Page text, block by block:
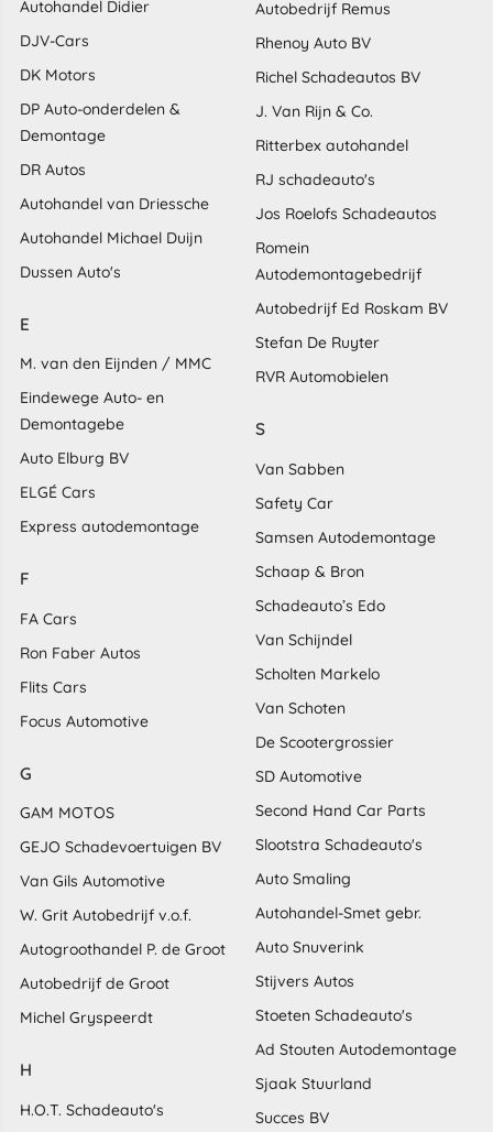
Autohandel Didier
DJV-Cars
DK Motors
DP Auto-onderdelen &
Demontage
DR Autos
Autohandel van Driessche
Autohandel Michael Duijn
Dussen Auto's
E
M. van den Eijnden / MMC
Eindewege Auto- en
Demontagebe
Auto Elburg BV
ELGÉ Cars
Express autodemontage
F
FA Cars
Ron Faber Autos
Flits Cars
Focus Automotive
G
GAM MOTOS
GEJO Schadevoertuigen BV
Van Gils Automotive
W. Grit Autobedrijf v.o.f.
Autogroothandel P. de Groot
Autobedrijf de Groot
Michel Gryspeerdt
H
H.O.T. Schadeauto's
Autobedrijf Remus
Rhenoy Auto BV
Richel Schadeautos BV
J. Van Rijn & Co.
Ritterbex autohandel
RJ schadeauto's
Jos Roelofs Schadeautos
Romein
Autodemontagebedrijf
Autobedrijf Ed Roskam BV
Stefan De Ruyter
RVR Automobielen
S
Van Sabben
Safety Car
Samsen Autodemontage
Schaap & Bron
Schadeauto’s Edo
Van Schijndel
Scholten Markelo
Van Schoten
De Scootergrossier
SD Automotive
Second Hand Car Parts
Slootstra Schadeauto's
Auto Smaling
Autohandel-Smet gebr.
Auto Snuverink
Stijvers Autos
Stoeten Schadeauto's
Ad Stouten Autodemontage
Sjaak Stuurland
Succes BV